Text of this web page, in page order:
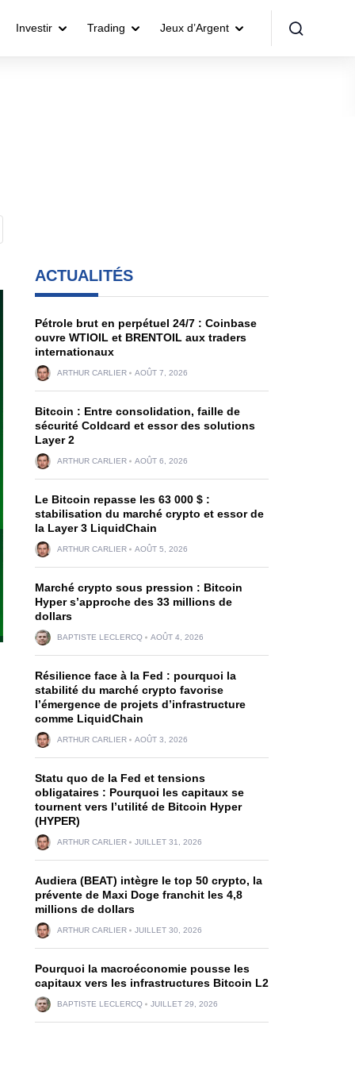
Investir Trading Jeux d’Argent
ACTUALITÉS
Pétrole brut en perpétuel 24/7 : Coinbase
ouvre WTIOIL et BRENTOIL aux traders
internationaux
ARTHUR CARLIER AOÛT 7, 2026
Bitcoin : Entre consolidation, faille de
sécurité Coldcard et essor des solutions
Layer 2
ARTHUR CARLIER AOÛT 6, 2026
Le Bitcoin repasse les 63 000 $ :
stabilisation du marché crypto et essor de
la Layer 3 LiquidChain
ARTHUR CARLIER AOÛT 5, 2026
Marché crypto sous pression : Bitcoin
Hyper s’approche des 33 millions de
dollars
BAPTISTE LECLERCQ AOÛT 4, 2026
Résilience face à la Fed : pourquoi la
stabilité du marché crypto favorise
l’émergence de projets d’infrastructure
comme LiquidChain
ARTHUR CARLIER AOÛT 3, 2026
Statu quo de la Fed et tensions
obligataires : Pourquoi les capitaux se
tournent vers l’utilité de Bitcoin Hyper
(HYPER)
ARTHUR CARLIER JUILLET 31, 2026
Audiera (BEAT) intègre le top 50 crypto, la
prévente de Maxi Doge franchit les 4,8
millions de dollars
ARTHUR CARLIER JUILLET 30, 2026
Pourquoi la macroéconomie pousse les
capitaux vers les infrastructures Bitcoin L2
BAPTISTE LECLERCQ JUILLET 29, 2026